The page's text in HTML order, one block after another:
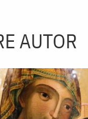
AUTOR